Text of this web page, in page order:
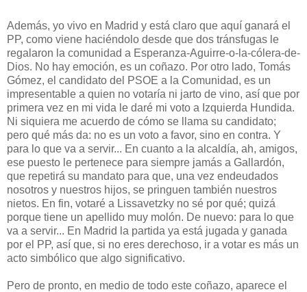
Además, yo vivo en Madrid y está claro que aquí ganará el
PP, como viene haciéndolo desde que dos tránsfugas le
regalaron la comunidad a Esperanza-Aguirre-o-la-cólera-de-
Dios. No hay emoción, es un coñazo. Por otro lado, Tomás
Gómez, el candidato del PSOE a la Comunidad, es un
impresentable a quien no votaría ni jarto de vino, así que por
primera vez en mi vida le daré mi voto a Izquierda Hundida.
Ni siquiera me acuerdo de cómo se llama su candidato;
pero qué más da: no es un voto a favor, sino en contra. Y
para lo que va a servir... En cuanto a la alcaldía, ah, amigos,
ese puesto le pertenece para siempre jamás a Gallardón,
que repetirá su mandato para que, una vez endeudados
nosotros y nuestros hijos, se pringuen también nuestros
nietos. En fin, votaré a Lissavetzky no sé por qué; quizá
porque tiene un apellido muy molón. De nuevo: para lo que
va a servir... En Madrid la partida ya está jugada y ganada
por el PP, así que, si no eres derechoso, ir a votar es más un
acto simbólico que algo significativo.
Pero de pronto, en medio de todo este coñazo, aparece el